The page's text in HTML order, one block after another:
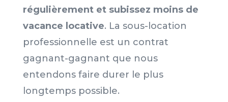
régulièrement et subissez moins de
vacance locative. La sous-location
professionnelle est un contrat
gagnant-gagnant que nous
entendons faire durer le plus
longtemps possible.